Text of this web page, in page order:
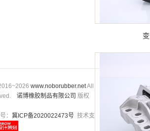
www.noborubber.netAll
诺博橡胶制品有限公司 版权
： 冀ICP备2020022473号 技术支